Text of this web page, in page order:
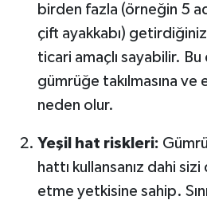
birden fazla (örneğin 5
çift ayakkabı)
ticari amaçlı sayabilir. Bu
gümrüğe takılmasına
neden olur.
Yeşil hat riskleri:
hattı kullansanız dahi
etme yetkisine sahip.